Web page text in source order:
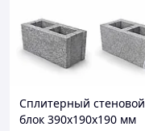
Сплитерный стеновой
блок 390х190х190 мм